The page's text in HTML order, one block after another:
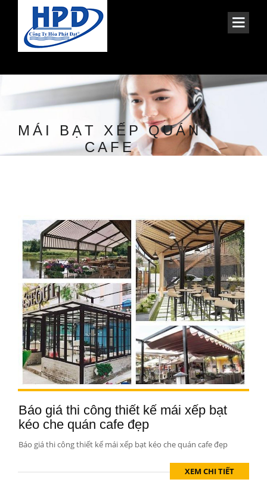
MÁI BẠT XẾP QUÁN
CAFE
Báo giá thi công thiết kế mái xếp bạt
kéo che quán cafe đẹp
Báo giá thi công thiết kế mái xếp bạt kéo che quán cafe đẹp
XEM CHI TIẾT